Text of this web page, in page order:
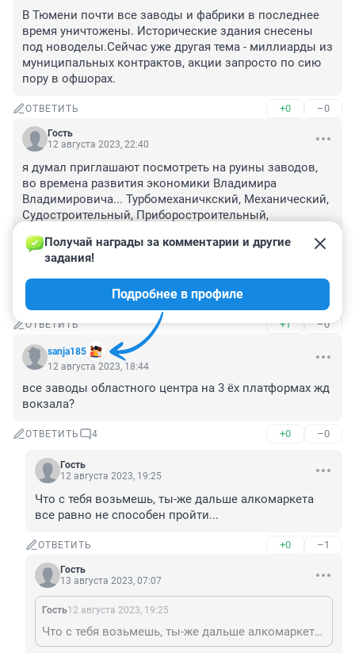
В Тюмени почти все заводы и фабрики в последнее
время уничтожены. Исторические здания снесены
под новоделы.Сейчас уже другая тема - миллиарды из
муниципальных контрактов, акции запросто по сию
пору в офшорах.
ОТВЕТИТЬ +0 –0
Гость
12 августа 2023, 22:40
я думал приглашают посмотреть на руины заводов,
во времена развития экономики Владимира
Владимировича... Турбомеханичкский, Механический,
Судостроительный, Приборостроительный,
развалился по сути, Завод Электрон,
Станкостроительный, Лесоперерабатывающий
комплекс "Тура"..и многие другие...порядка 80
заводов и фабрик....
ОТВЕТИТЬ +1 –0
sanja185
Получай награды за комментарии и другие
задания!
Подробнее в профиле
12 августа 2023, 18:44
все заводы областного центра на 3 ёх платформах жд
вокзала?
ОТВЕТИТЬ 4 +0 –0
Гость
12 августа 2023, 19:25
Что с тебя возьмешь, ты-же дальше алкомаркета
все равно не способен пройти...
ОТВЕТИТЬ +0 –1
Гость
13 августа 2023, 07:07
Гость12 августа 2023, 19:25
Что с тебя возьмешь, ты-же дальше алкомаркета все равно не способен пройти...